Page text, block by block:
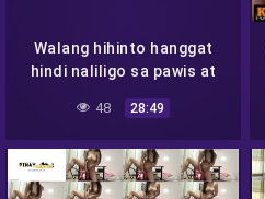
Walang hihinto hanggat
hindi naliligo sa pawis at
manglambot sa init ng
salpukan (Full Vid)
48 28:49